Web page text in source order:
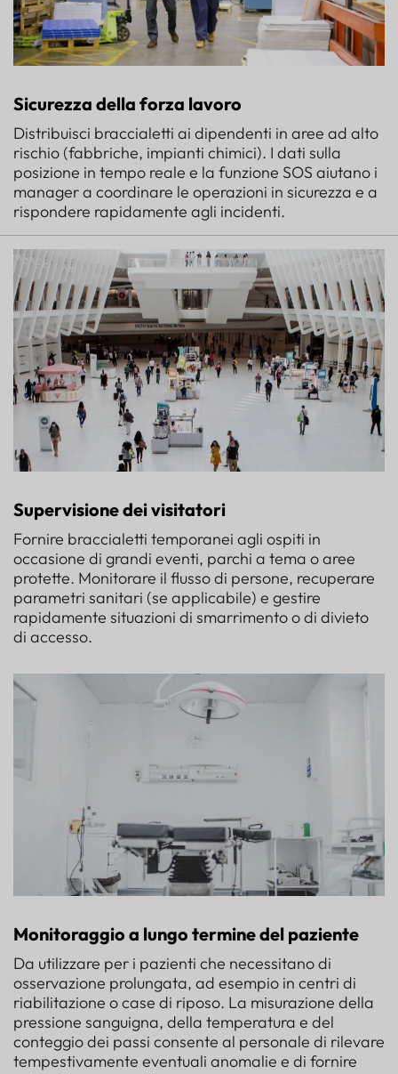
Sicurezza della forza lavoro
Distribuisci braccialetti ai dipendenti in aree ad alto
rischio (fabbriche, impianti chimici). I dati sulla
posizione in tempo reale e la funzione SOS aiutano i
manager a coordinare le operazioni in sicurezza e a
rispondere rapidamente agli incidenti.
Supervisione dei visitatori
Fornire braccialetti temporanei agli ospiti in
occasione di grandi eventi, parchi a tema o aree
protette. Monitorare il flusso di persone, recuperare
parametri sanitari (se applicabile) e gestire
rapidamente situazioni di smarrimento o di divieto
di accesso.
Monitoraggio a lungo termine del paziente
Da utilizzare per i pazienti che necessitano di
osservazione prolungata, ad esempio in centri di
riabilitazione o case di riposo. La misurazione della
pressione sanguigna, della temperatura e del
conteggio dei passi consente al personale di rilevare
tempestivamente eventuali anomalie e di fornire